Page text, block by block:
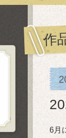
作
6月